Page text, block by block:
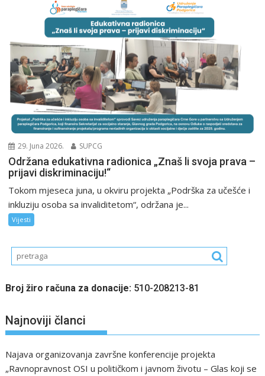
29. Juna 2026. SUPCG
Održana edukativna radionica „Znaš li svoja prava –
prijavi diskriminaciju!“
Tokom mjeseca juna, u okviru projekta „Podrška za učešće i
inkluziju osoba sa invaliditetom“, održana je...
Vijesti
Broj žiro računa za donacije: 510-208213-81
Najnoviji članci
Najava organizovanja završne konferencije projekta
„Ravnopravnost OSI u političkom i javnom životu – Glas koji se